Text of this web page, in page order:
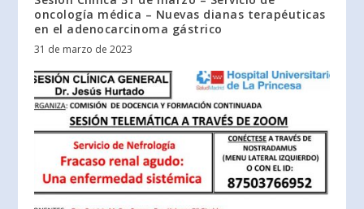
oncología médica – Nuevas dianas terapéuticas
en el adenocarcinoma gástrico
31 de marzo de 2023